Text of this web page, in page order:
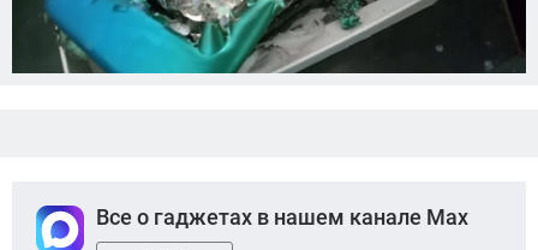
Все о гаджетах в нашем канале Max